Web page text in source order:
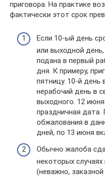
приговора. На практике
фактически этот срок
Если 10-ый день
или выходной
подана в первый
дня. К примеру,
пятницу. 10-й день
нерабочий день в
выходного. 12
праздничная
обжалования в
дней, по 13 июня
Обычно жалоба
некоторых
(неважно,